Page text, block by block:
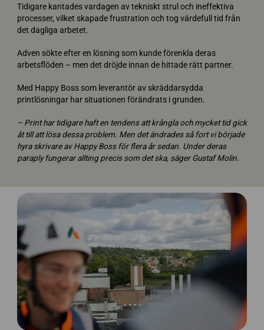
Tidigare kantades vardagen av tekniskt strul och ineffektiva
processer, vilket skapade frustration och tog värdefull tid från
det dagliga arbetet.
Adven sökte efter en lösning som kunde förenkla deras
arbetsflöden – men det dröjde innan de hittade rätt partner.
Med Happy Boss som leverantör av skräddarsydda
printlösningar har situationen förändrats i grunden.
– Print har tidigare haft en tendens att krångla och mycket tid gick
åt till att lösa dessa problem. Men det ändrades så fort vi började
hyra skrivare av Happy Boss för flera år sedan. Under deras
paraply fungerar allting precis som det ska, säger Gustaf Molin.